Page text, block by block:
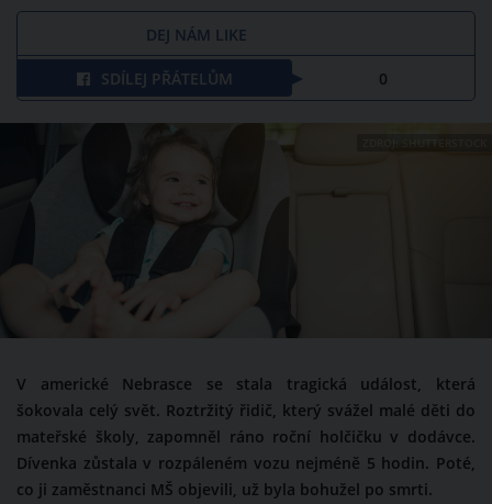
DEJ NÁM LIKE
SDÍLEJ PŘÁTELŮM 0
ZDROJ: SHUTTERSTOCK
V americké Nebrasce se stala tragická událost, která
šokovala celý svět. Roztržitý řidič, který svážel malé děti do
mateřské školy, zapomněl ráno roční holčičku v dodávce.
Dívenka zůstala v rozpáleném vozu nejméně 5 hodin. Poté,
co ji zaměstnanci MŠ objevili, už byla bohužel po smrti.